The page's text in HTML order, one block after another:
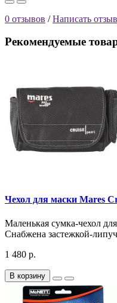
0 отзывов /Написать отзыв
Рекомендуемые
Чехол для маски Mares
Маленькая сумка-чехол
Снабжена застежкой-
1 480 р.
В корзину